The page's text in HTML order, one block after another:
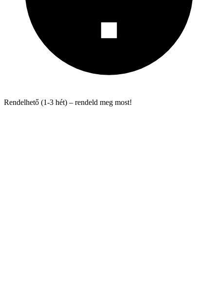
Rendelhető (1-3 hét) – rendeld meg most!